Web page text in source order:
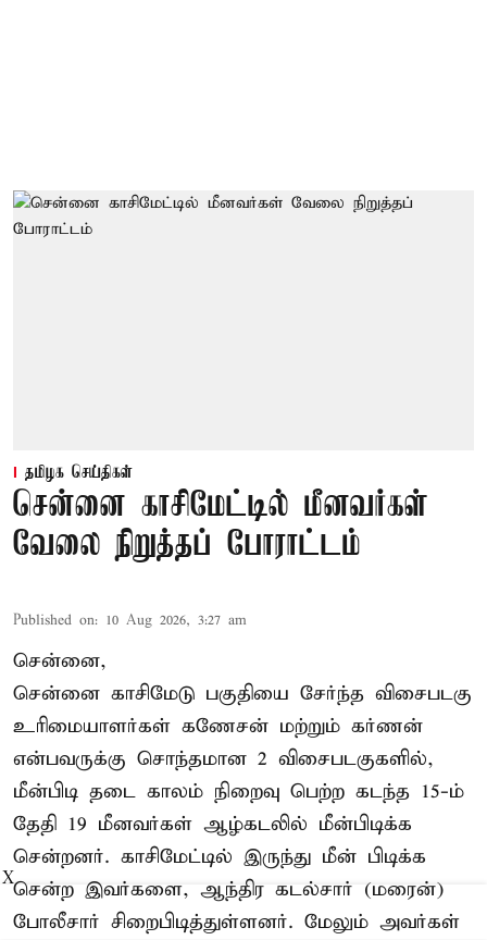
தமிழக செய்திகள்
சென்னை காசிமேட்டில் மீனவர்கள்
வேலை நிறுத்தப் போராட்டம்
Published on: 10 Aug 2026, 3:27 am
சென்னை,
சென்னை காசிமேடு பகுதியை சேர்ந்த விசைபடகு
உரிமையாளர்கள் கணேசன் மற்றும் கர்ணன்
என்பவருக்கு சொந்தமான 2 விசைபடகுகளில்,
மீன்பிடி தடை காலம் நிறைவு பெற்ற கடந்த 15-ம்
தேதி 19 மீனவர்கள் ஆழ்கடலில் மீன்பிடிக்க
சென்றனர். காசிமேட்டில் இருந்து மீன் பிடிக்க
சென்ற இவர்களை, ஆந்திர கடல்சார் (மரைன்)
போலீசார் சிறைபிடித்துள்ளனர். மேலும் அவர்கள்
X